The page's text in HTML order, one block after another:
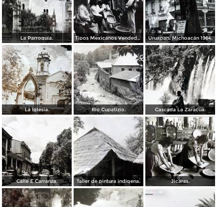
La Parroquia. Tipos Mexicanos Vendedores de vandejas. Uruapan, Michoacán 1964.
La Iglesia. Rio Cupatizio. Cascada La Zaracua.
Calle E Carranza. Taller de pintura indigena. Jicaras.